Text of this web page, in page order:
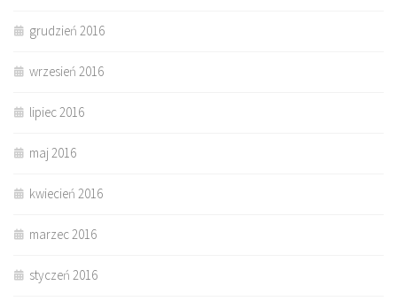
grudzień 2016
wrzesień 2016
lipiec 2016
maj 2016
kwiecień 2016
marzec 2016
styczeń 2016